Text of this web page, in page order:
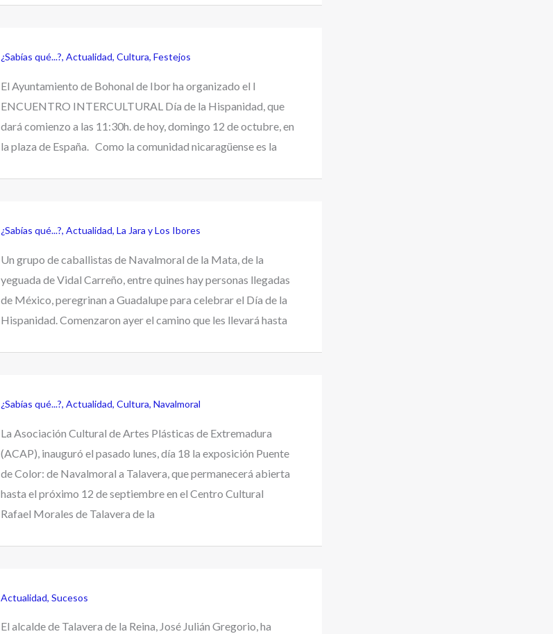
¿Sabías qué...?, Actualidad, Cultura, Festejos
El Ayuntamiento de Bohonal de Ibor ha organizado el l
ENCUENTRO INTERCULTURAL Día de la Hispanidad, que
dará comienzo a las 11:30h. de hoy, domingo 12 de octubre, en
la plaza de España. Como la comunidad nicaragüense es la
¿Sabías qué...?, Actualidad, La Jara y Los Ibores
Un grupo de caballistas de Navalmoral de la Mata, de la
yeguada de Vidal Carreño, entre quines hay personas llegadas
de México, peregrinan a Guadalupe para celebrar el Día de la
Hispanidad. Comenzaron ayer el camino que les llevará hasta
¿Sabías qué...?, Actualidad, Cultura, Navalmoral
La Asociación Cultural de Artes Plásticas de Extremadura
(ACAP), inauguró el pasado lunes, día 18 la exposición Puente
de Color: de Navalmoral a Talavera, que permanecerá abierta
hasta el próximo 12 de septiembre en el Centro Cultural
Rafael Morales de Talavera de la
Actualidad, Sucesos
El alcalde de Talavera de la Reina, José Julián Gregorio, ha